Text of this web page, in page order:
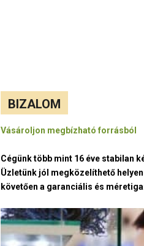
BIZALOM
Vásároljon megbízható forrásból
Cégünk több mint 16 éve stabilan
Üzletünk jól megközelíthető
követően a garanciális és